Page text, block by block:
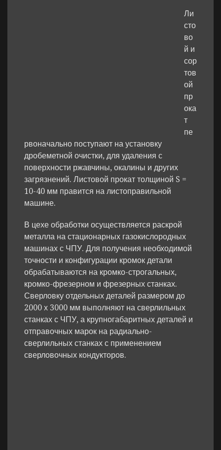
Ли
сто
во
й и
сор
тов
ой
пр
ока
т
пе
рвоначально поступают на установку
дробеметной очистки, для удаления с
поверхности ржавчины, окалины и других
загрязнений. Листовой прокат толщиной S =
10-40 мм правится на листоправильной
машине.
В цехе обработки осуществляется раскрой
металла на стационарных газокислородных
машинах с ЧПУ. Для получения необходимой
точности и конфигурации кромок детали
обрабатываются на кромко-строгальных,
кромко-фрезерном и фрезерных станках.
Сверловку отдельных деталей размером до
2000 х 3000 мм выполняют на сверлильных
станках с ЧПУ, а крупногабаритных деталей и
отправочных марок на радиально-
сверлильных станках с применением
сверловочных кондукторов.